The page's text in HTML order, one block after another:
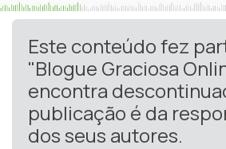
Este conteúdo fez
"Blogue Graciosa
encontra
publicação é da
dos seus autores.